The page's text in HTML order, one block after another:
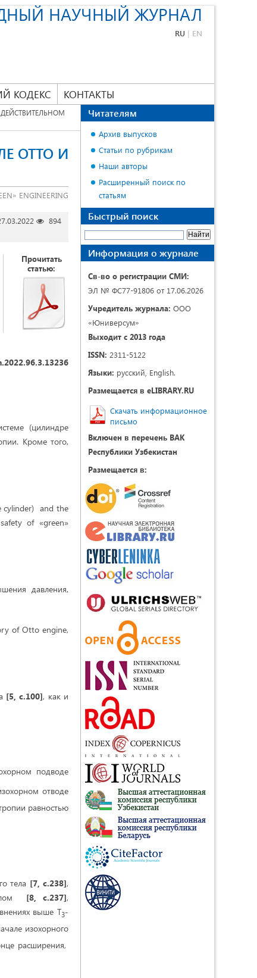
НАУЧНЫЙ ЖУРНАЛ
RU | EN
КОДЕКС КОНТАКТЫ
ОТТО И
ENGINEERING
894
Прочитать
статью:
(цилиндре
Кроме того,
cylinder) and the
of «green»
давления,
of Оtto engine,
[5, с.100], как и
подводе
отводе
равностью
тела [7, с.238],
[8, с.237],
выше Т3-
изохорного
расширения,
Читателям
Архив выпусков
Статьи по рубрикам
Наши авторы
Расширенный поиск по
статьям
Быстрый поиск
Информация о журнале
Св-во о регистрации СМИ:
ЭЛ № ФС77-91806 от 17.06.2026
Учредитель журнала: ООО
«Юниверсум»
Выходит с 2013 года
ISSN: 2311-5122
Языки: русский, English.
Размещается в eLIBRARY.RU
Скачать информационное
письмо
Включен в перечень ВАК
Республики Узбекистан
Размещается в: